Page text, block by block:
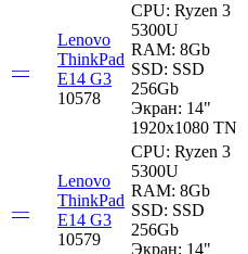
—
Lenovo
ThinkPad
E14 G3
10578
CPU: Ryzen 3
5300U
RAM: 8Gb
SSD: SSD
256Gb
Экран: 14"
1920x1080 TN
—
Lenovo
ThinkPad
E14 G3
10579
CPU: Ryzen 3
5300U
RAM: 8Gb
SSD: SSD
256Gb
Экран: 14"